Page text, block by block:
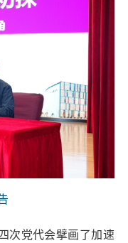
次党代会擘画了加速